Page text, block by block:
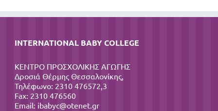
INTERNATIONAL BABY COLLEGE
ΚΕΝΤΡΟ ΠΡΟΣΧΟΛΙΚΗΣ ΑΓΩΓΗΣ
Δροσιά Θέρμης Θεσσαλονίκης,
Τηλέφωνο: 2310 476572,3
Fax: 2310 476560
Email: ibabyc@otenet.gr